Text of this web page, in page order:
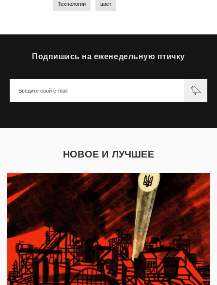
Технологии цвет
Подпишись на еженедельную птичку
НОВОЕ И ЛУЧШЕЕ